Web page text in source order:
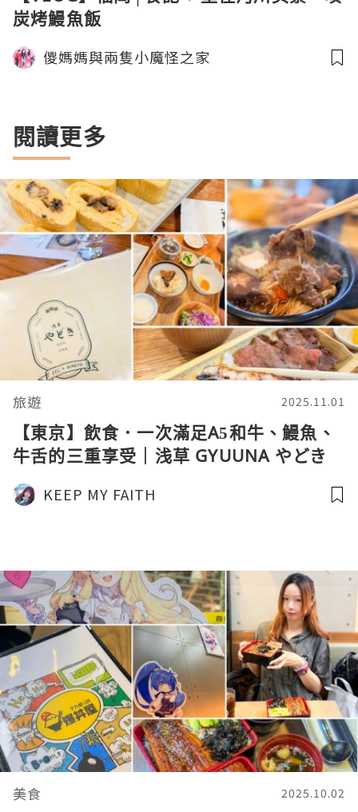
炭烤鰻魚飯
儍媽媽與兩隻小魔怪之家
閱讀更多
旅遊 2025.11.01
【東京】飲食．一次滿足A5和牛、鰻魚、
牛舌的三重享受｜浅草 GYUUNA やどき
KEEP MY FAITH
美食 2025.10.02